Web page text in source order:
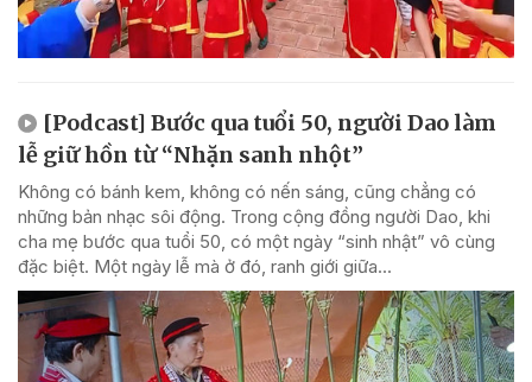
[Podcast] Bước qua tuổi 50, người Dao làm
lễ giữ hồn từ “Nhặn sanh nhột”
Không có bánh kem, không có nến sáng, cũng chẳng có
những bản nhạc sôi động. Trong cộng đồng người Dao, khi
cha mẹ bước qua tuổi 50, có một ngày “sinh nhật” vô cùng
đặc biệt. Một ngày lễ mà ở đó, ranh giới giữa...